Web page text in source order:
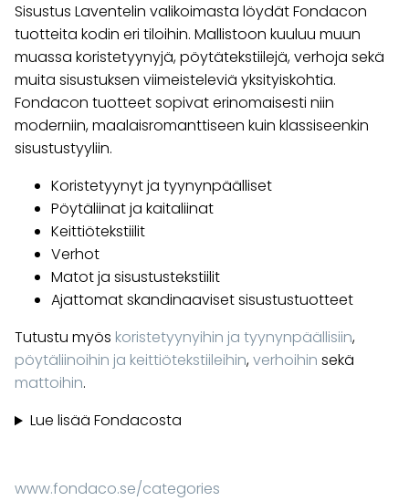
Sisustus Laventelin valikoimasta löydät Fondacon
tuotteita kodin eri tiloihin. Mallistoon kuuluu muun
muassa koristetyynyjä, pöytätekstiilejä, verhoja sekä
muita sisustuksen viimeisteleviä yksityiskohtia.
Fondacon tuotteet sopivat erinomaisesti niin
moderniin, maalaisromanttiseen kuin klassiseenkin
sisustustyyliin.
Koristetyynyt ja tyynynpäälliset
Pöytäliinat ja kaitaliinat
Keittiötekstiilit
Verhot
Matot ja sisustustekstiilit
Ajattomat skandinaaviset sisustustuotteet
Tutustu myös koristetyynyihin ja tyynynpäällisiin,
pöytäliinoihin ja keittiötekstiileihin,verhoihin sekä
mattoihin.
Lue lisää Fondacosta
www.fondaco.se/categories